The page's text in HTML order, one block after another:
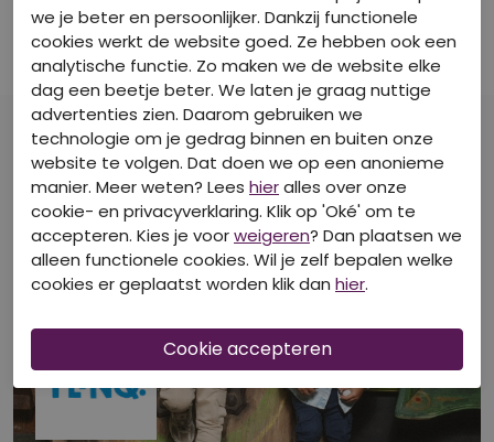
Z90209/3012203 RAF
Korte Broeken
€ 5,00 € 9,99
Z90209/3012203 creme
Korte Broeken
€ 5,00 € 9,99
we je beter en persoonlijker. Dankzij functionele
cookies werkt de website goed. Ze hebben ook een
analytische functie. Zo maken we de website elke
dag een beetje beter. We laten je graag nuttige
advertenties zien. Daarom gebruiken we
technologie om je gedrag binnen en buiten onze
website te volgen. Dat doen we op een anonieme
manier. Meer weten? Lees hieralles over onze
cookie- en privacyverklaring. Klik op 'Oké' om te
accepteren. Kies je voorweigeren? Dan plaatsen we
alleen functionele cookies. Wil je zelf bepalen welke
cookies er geplaatst worden klik dan hier.